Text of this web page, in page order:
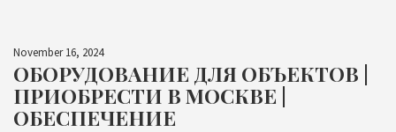
November 16, 2024
ОБОРУДОВАНИЕ ДЛЯ ОБЪЕКТОВ |
ПРИОБРЕСТИ В МОСКВЕ |
ОБЕСПЕЧЕНИЕ